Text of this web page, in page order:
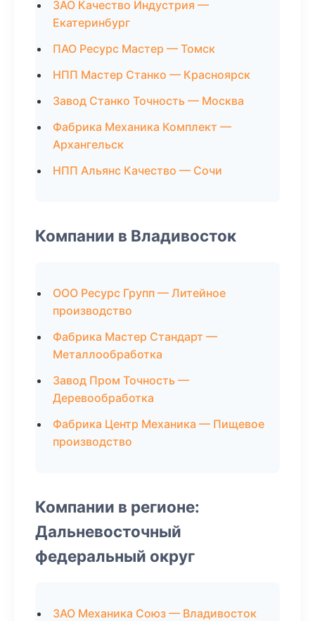
ЗАО Качество Индустрия —
Екатеринбург
ПАО Ресурс Мастер — Томск
НПП Мастер Станко — Красноярск
Завод Станко Точность — Москва
Фабрика Механика Комплект —
Архангельск
НПП Альянс Качество — Сочи
Компании в Владивосток
ООО Ресурс Групп — Литейное
производство
Фабрика Мастер Стандарт —
Металлообработка
Завод Пром Точность —
Деревообработка
Фабрика Центр Механика — Пищевое
производство
Компании в регионе:
Дальневосточный
федеральный округ
ЗАО Механика Союз — Владивосток